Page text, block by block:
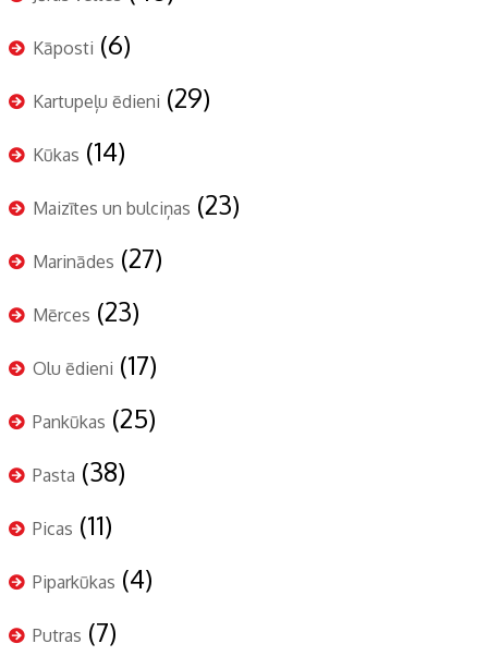
Kāposti (6)
Kartupeļu ēdieni (29)
Kūkas (14)
Maizītes un bulciņas (23)
Marinādes (27)
Mērces (23)
Olu ēdieni (17)
Pankūkas (25)
Pasta (38)
Picas (11)
Piparkūkas (4)
Putras (7)